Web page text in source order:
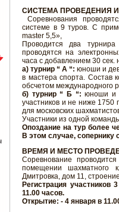
СИСТЕМА ПРОВЕДЕНИЯ
Соревнования
системе в 9 туров. С
master 5,5»,
Проводится два
проводятся на
часа с добавлением 30 сек.
а) турнир “ А “: юноши и
в мастера спорта. Состав
обсчетом международного
б) турнир “ Б “: юноши и
участников и не ниже 1750
для московских
Участники из одной
Опоздание на тур более
В этом случае, сопернику
ВРЕМЯ И МЕСТО
Соревнование
помещении шахматного
Дмитровка, дом 11,
Регистрация
11.00 часов.
Открытие: - 4 января в